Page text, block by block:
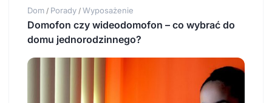
Dom / Porady / Wyposażenie
Domofon czy wideodomofon – co wybrać do
domu jednorodzinnego?